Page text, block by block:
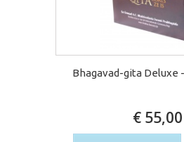
Bhagavad-gita Deluxe
€ 55,00